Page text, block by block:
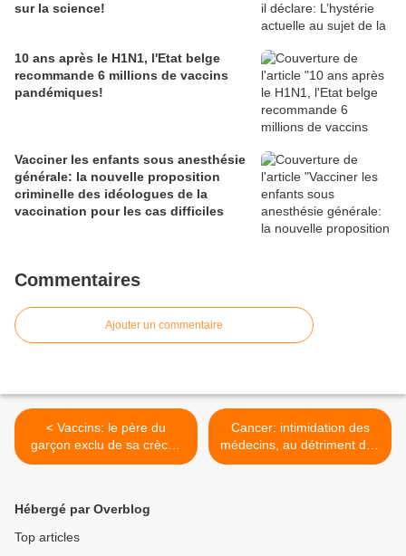
sur la science!
10 ans après le H1N1, l'Etat belge
recommande 6 millions de vaccins
pandémiques!
Vacciner les enfants sous anesthésie
générale: la nouvelle proposition
criminelle des idéologues de la
vaccination pour les cas difficiles
Commentaires
Ajouter un commentaire
< Vaccins: le père du
garçon exclu de sa crèche
va au Conseil d'État
Cancer: intimidation des
médecins, au détriment des
patients et de la liberté
Hébergé par Overblog
Top articles